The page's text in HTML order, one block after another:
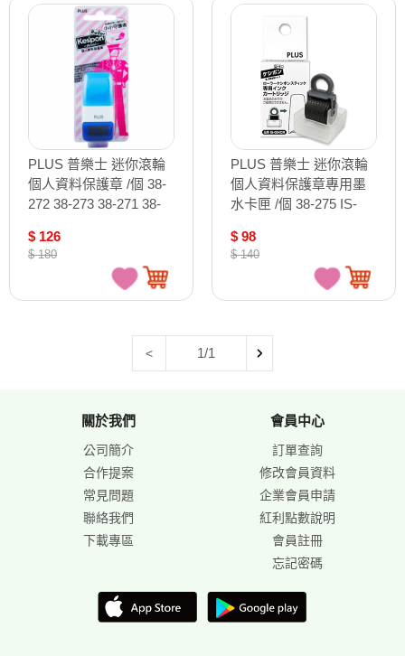
PLUS 普樂士 迷你滾輪
個人資料保護章 /個 38-
272 38-273 38-271 38-
$ 126
$ 180
PLUS 普樂士 迷你滾輪
個人資料保護章專用墨
水卡匣 /個 38-275 IS-
$ 98
$ 140
< 1/1
關於我們
公司簡介
合作提案
常見問題
聯絡我們
下載專區
會員中心
訂單查詢
修改會員資料
企業會員申請
紅利點數說明
會員註冊
忘記密碼